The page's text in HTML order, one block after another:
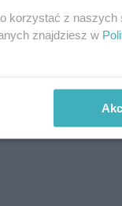
korzystać z naszych
znajdziesz w